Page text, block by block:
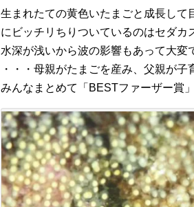
生まれたての黄色いたまごと成長し
にビッチリちりついているのはセダカ
水深が浅いから波の影響もあって大
・・・母親がたまごを産み、父親が
みんなまとめて「BESTファーザー賞